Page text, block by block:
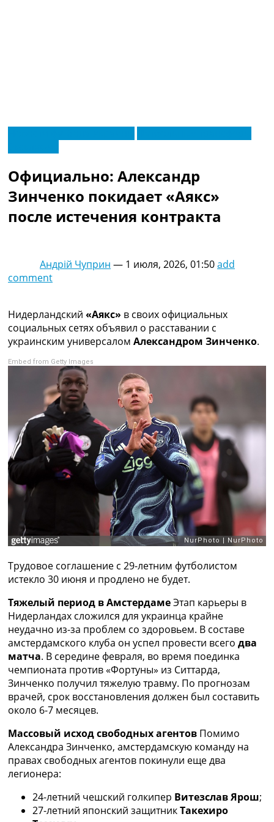
МенюГлавная
Видео
Трансферы
Новости футбола Украины
Последние комментарии
Рейтинги
Правила
Чемпионат Мира
Украина. Премьер-Лига
Украина. Первая Лига
Англия. Премьер Лига
Испания. Ла Лига
Другие Турниры >>>
Таблицы
Таблицы групп Чемпионата Мира
Украина. Премьер-Лига
Украина. Первая Лига
Лига Чемпионов. Таблицы групп
Англия. Премьер-Лига
Испания. Ла Лига
Все таблицы >>>
Рейтинг стран УЕФА
Рейтинг клубов УЕФА
ТВ программа
UA
Categories
Главная
Новости футбола
Видео
Трансферы
Новости футбола Украины
Конкурс прогнозов
Логин
Рейтинги
Правила
Коллективный прогноз
Турниры
Чемпионат Мира
Официально: Александр
Зинченко покидает «Аякс»
после истечения контракта
Андрій Чуприн — 1 июля, 2026, 01:50add
comment
Нидерландский «Аякс» в своих официальных
социальных сетях объявил о расставании с
украинским универсалом Александром Зинченко.
Embed from Getty Images
Трудовое соглашение с 29-летним футболистом
истекло 30 июня и продлено не будет.
Тяжелый период в АмстердамеЭтап карьеры в
Нидерландах сложился для украинца крайне
неудачно из-за проблем со здоровьем. В составе
амстердамского клуба он успел провести всего два
матча. В середине февраля, во время поединка
чемпионата против «Фортуны» из Ситтарда,
Зинченко получил тяжелую травму. По прогнозам
врачей, срок восстановления должен был составить
около 6-7 месяцев.
Массовый исход свободных агентов Помимо
Александра Зинченко, амстердамскую команду на
правах свободных агентов покинули еще два
легионера:
24-летний чешский голкипер Витезслав Ярош;
27-летний японский защитникТакехиро